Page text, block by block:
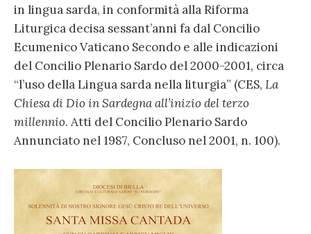
in lingua sarda, in conformità alla Riforma
Liturgica decisa sessant’anni fa dal Concilio
Ecumenico Vaticano Secondo e alle indicazioni
del Concilio Plenario Sardo del 2000-2001, circa
“l’uso della Lingua sarda nella liturgia” (CES, La
Chiesa di Dio in Sardegna all’inizio del terzo
millennio. Atti del Concilio Plenario Sardo
Annunciato nel 1987, Concluso nel 2001, n. 100).